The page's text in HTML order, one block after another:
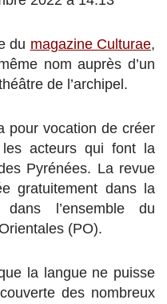
du magazine Culturae,
nom auprès d’un
de l’archipel.
pour vocation de créer
acteurs qui font la
Pyrénées. La revue
gratuitement dans la
l’ensemble du
(PO).
la langue ne puisse
des nombreux